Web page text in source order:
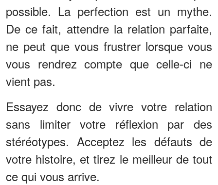
possible. La perfection est un mythe.
De ce fait, attendre la relation parfaite,
ne peut que vous frustrer lorsque vous
vous rendrez compte que celle-ci ne
vient pas.
Essayez donc de vivre votre relation
sans limiter votre réflexion par des
stéréotypes. Acceptez les défauts de
votre histoire, et tirez le meilleur de tout
ce qui vous arrive.